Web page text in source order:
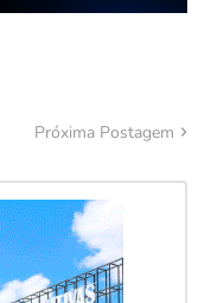
Próxima Postagem